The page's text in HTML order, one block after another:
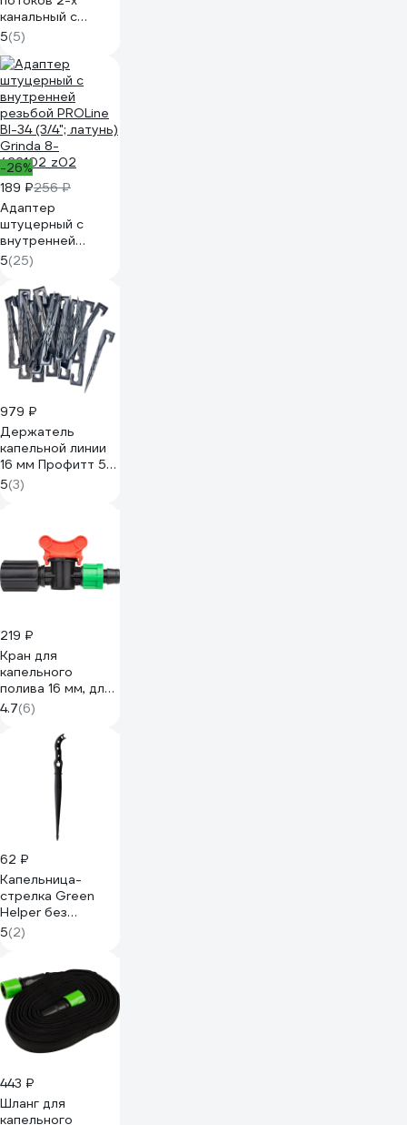
канальный с
переходником для
отвода 3/4" и 1"
сверху HF 005
Garden Elitech
206029
5(5)
-26%
189 ₽256 ₽
Адаптер
штуцерный с
внутренней
резьбой PROLine
BI-34 (3/4"; латунь)
Grinda 8-
426102_z02
5(25)
979 ₽
Держатель
капельной линии
16 мм Профитт 50
шт. 1892402
5(3)
219 ₽
Кран для
капельного
полива 16 мм, для
ленты переходной
на резьбу 1/2"
MasterProf
ДС.071872
4.7(6)
62 ₽
Капельница-
стрелка Green
Helper без
лабиринта, длина
15 см 10шт 2100G
5(2)
443 ₽
Шланг для
капельного